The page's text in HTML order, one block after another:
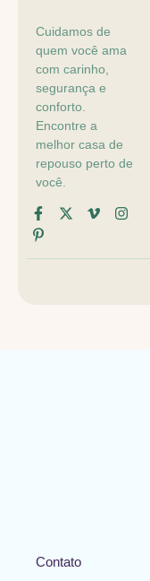
Cuidamos de
quem você ama
com carinho,
segurança e
conforto.
Encontre a
melhor casa de
repouso perto de
você.
Contato